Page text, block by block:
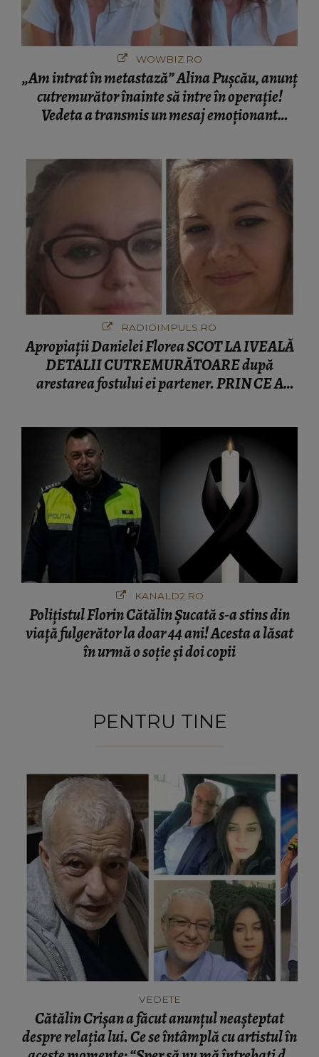
WOWBIZ.RO
„Am intrat în metastază” Alina Pușcău, anunț
cutremurător înainte să intre în operație!
Vedeta a transmis un mesaj emoționant
RADIOIMPULS.RO
Apropiații Danielei Florea SCOT LA IVEALĂ
DETALII CUTREMURĂTOARE după
arestarea fostului ei partener. PRIN CE A
rău că nu am reușit să fac mai mult pentru ea
KANALD2.RO
Polițistul Florin Cătălin Șucată s-a stins din
viață fulgerător la doar 44 ani! Acesta a lăsat
în urmă o soție și doi copii
PENTRU TINE
VEDETE
Cătălin Crișan a făcut anunțul neașteptat
despre relația lui. Ce se întâmplă cu artistul în